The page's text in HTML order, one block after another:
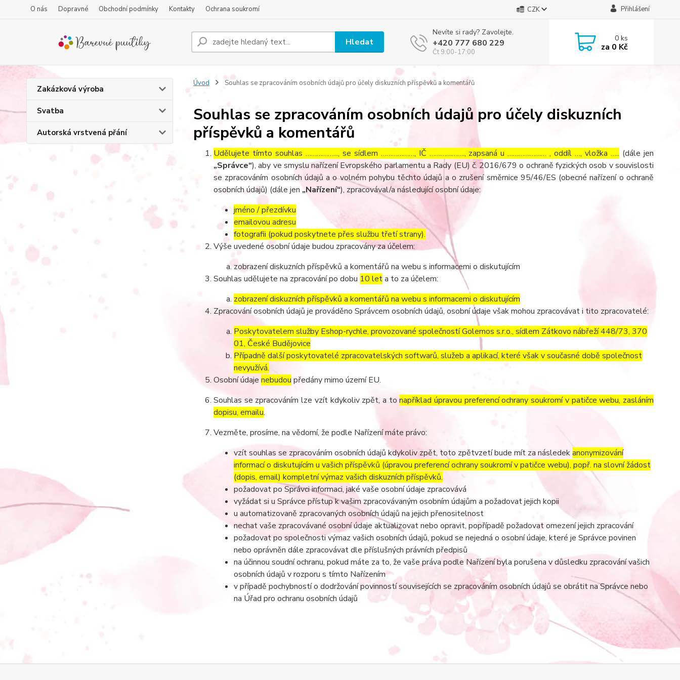
O nás Dopravné Obchodní podmínky Kontakty Ochrana soukromí CZK Přihlášení
Hledat
Nevíte si rady? Zavolejte.
+420 777 680 229
Čt 9:00-17:00
0ks
za 0 Kč
Zakázková výroba
Svatba
Autorská vrstvená přání
Úvod Souhlas se zpracováním osobních údajů pro účely diskuzních příspěvků a komentářů
Souhlas se zpracováním osobních údajů pro účely diskuzních
příspěvků a komentářů
Udělujete tímto souhlas ……………..., se sídlem ………………, IČ ………………., zapsaná u ………………… , oddíl …, vložka ….. (dále jen
„Správce“), aby ve smyslu nařízení Evropského parlamentu a Rady (EU) č. 2016/679 o ochraně fyzických osob v souvislosti
se zpracováním osobních údajů a o volném pohybu těchto údajů a o zrušení směrnice 95/46/ES (obecné nařízení o ochraně
osobních údajů) (dále jen „Nařízení“), zpracovával/a následující osobní údaje:
jméno / přezdívku
emailovou adresu
fotografii (pokud poskytnete přes službu třetí strany).
Výše uvedené osobní údaje budou zpracovány za účelem:
zobrazení diskuzních příspěvků a komentářů na webu s informacemi o diskutujícím
Souhlas udělujete na zpracování po dobu 10 leta to za účelem:
zobrazení diskuzních příspěvků a komentářů na webu s informacemi o diskutujícím
Zpracování osobních údajů je prováděno Správcem osobních údajů, osobní údaje však mohou zpracovávat i tito zpracovatelé:
Poskytovatelem služby Eshop-rychle, provozované společností Golemos s.r.o., sídlem Zátkovo nábřeží 448/73, 370
01, České Budějovice
Případně další poskytovatelé zpracovatelských softwarů, služeb a aplikací, které však v současné době společnost
nevyužívá.
Osobní údaje nebudou předány mimo území EU.
Souhlas se zpracováním lze vzít kdykoliv zpět, a tonapříklad úpravou preferencí ochrany soukromí v patičce webu, zasláním
dopisu, emailu.
Vezměte, prosíme, na vědomí, že podle Nařízení máte právo:
vzít souhlas se zpracováním osobních údajů kdykoliv zpět, toto zpětvzetí bude mít za následekanonymizování
informací o diskutujícím u vašich příspěvků (úpravou preferencí ochrany soukromí v patičce webu), popř. na slovní žádost
(dopis, email) kompletní výmaz vašich diskuzních příspěvků.
požadovat po Správci informaci, jaké vaše osobní údaje zpracovává
vyžádat si u Správce přístup k vašim zpracovávaným osobním údajům a požadovat jejich kopii
u automatizovaně zpracovaných osobních údajů na jejich přenositelnost
nechat vaše zpracovávané osobní údaje aktualizovat nebo opravit, popřípadě požadovat omezení jejich zpracování
požadovat po společnosti výmaz vašich osobních údajů, pokud se nejedná o osobní údaje, které je Správce povinen
nebo oprávněn dále zpracovávat dle příslušných právních předpisů
na účinnou soudní ochranu, pokud máte za to, že vaše práva podle Nařízení byla porušena v důsledku zpracování vašich
osobních údajů v rozporu s tímto Nařízením
v případě pochybností o dodržování povinností souvisejících se zpracováním osobních údajů se obrátit na Správce nebo
na Úřad pro ochranu osobních údajů